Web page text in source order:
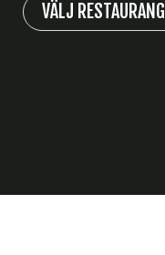
VÄLJ RESTAURANG